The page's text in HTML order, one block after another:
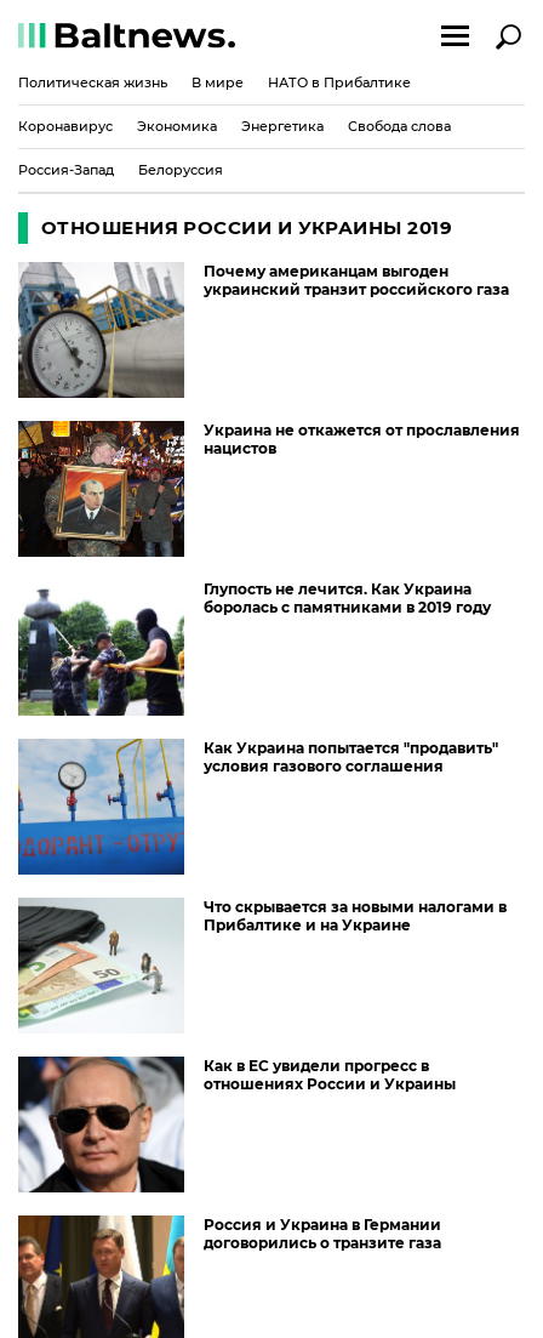
Политическая жизнь В мире НАТО в Прибалтике
Коронавирус Экономика Энергетика Свобода слова
Россия-Запад Белоруссия
ОТНОШЕНИЯ РОССИИ И УКРАИНЫ 2019
Почему американцам выгоден
украинский транзит российского газа
Украина не откажется от прославления
нацистов
Глупость не лечится. Как Украина
боролась с памятниками в 2019 году
Как Украина попытается "продавить"
условия газового соглашения
Что скрывается за новыми налогами в
Прибалтике и на Украине
Как в ЕС увидели прогресс в
отношениях России и Украины
Россия и Украина в Германии
договорились о транзите газа